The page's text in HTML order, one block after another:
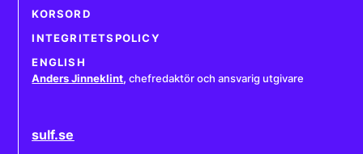
KORSORD
INTEGRITETSPOLICY
ENGLISH
Anders Jinneklint, chefredaktör och ansvarig utgivare
sulf.se